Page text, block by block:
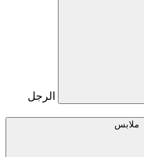
الرجل
ملابس